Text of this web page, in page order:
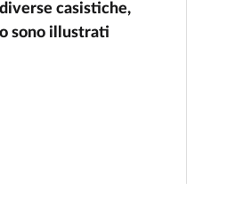
casistiche,
sono illustrati